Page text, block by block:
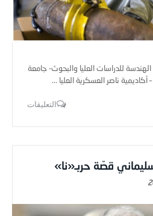
للدراسات العليا والبحوث- جامعة
ناصر العسكرية العليا ...
التعليقات
قصّة حربـ«نا»